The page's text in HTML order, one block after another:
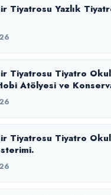
Tiyatrosu Tiyatro
Atölyesi ve
başarıyla tamamladık.
Tiyatrosu Tiyatro